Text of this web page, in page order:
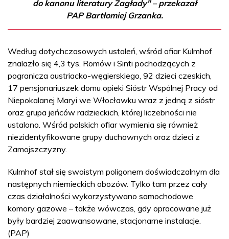
do kanonu literatury Zagłady" – przekazał
PAP Bartłomiej Grzanka.
Według dotychczasowych ustaleń, wśród ofiar Kulmhof
znalazło się 4,3 tys. Romów i Sinti pochodzących z
pogranicza austriacko-węgierskiego, 92 dzieci czeskich,
17 pensjonariuszek domu opieki Sióstr Wspólnej Pracy od
Niepokalanej Maryi we Włocławku wraz z jedną z sióstr
oraz grupa jeńców radzieckich, której liczebności nie
ustalono. Wśród polskich ofiar wymienia się również
niezidentyfikowane grupy duchownych oraz dzieci z
Zamojszczyzny.
Kulmhof stał się swoistym poligonem doświadczalnym dla
następnych niemieckich obozów. Tylko tam przez cały
czas działalności wykorzystywano samochodowe
komory gazowe – także wówczas, gdy opracowane już
były bardziej zaawansowane, stacjonarne instalacje.
(PAP)